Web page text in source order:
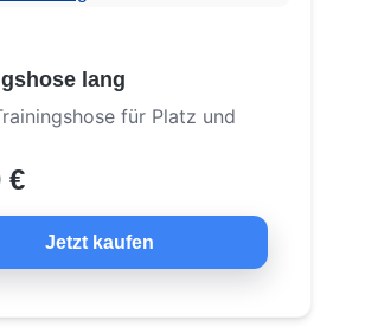
lang
für Platz und
€
Jetzt kaufen